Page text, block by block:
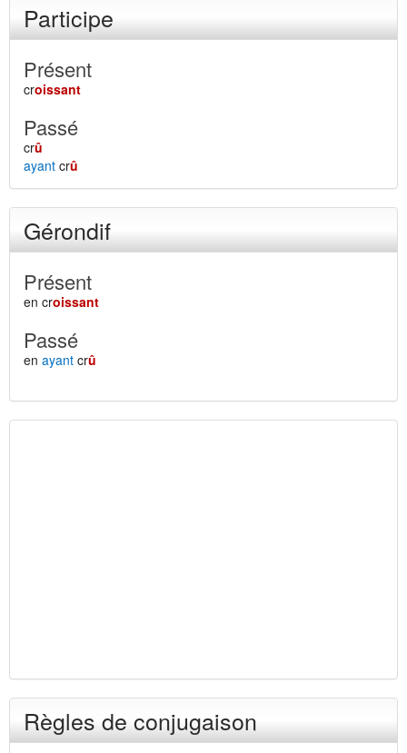
Participe
Présent
croissant
Passé
crû
ayant crû
Gérondif
Présent
en croissant
Passé
en ayant crû
Règles de conjugaison